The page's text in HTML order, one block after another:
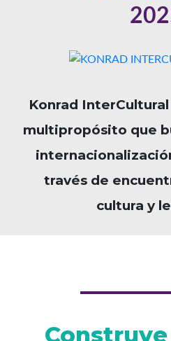
Konrad
multipropósito que
través de
cultura y